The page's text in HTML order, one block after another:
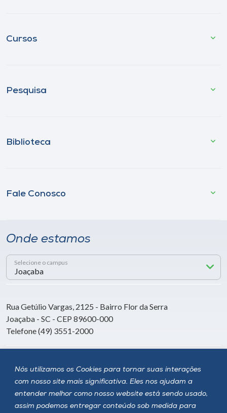
Nós utilizamos os Cookies para tornar suas interações
com nosso site mais significativa. Eles nos ajudam a
entender melhor como nosso website está sendo usado,
assim podemos entregar conteúdo sob medida para
Cursos
Pesquisa
Biblioteca
Fale Conosco
Onde estamos
Selecione o campus
Rua Getúlio Vargas, 2125 - Bairro Flor da Serra
Joaçaba - SC - CEP 89600-000
Telefone (49) 3551-2000
Siga a Unoesc